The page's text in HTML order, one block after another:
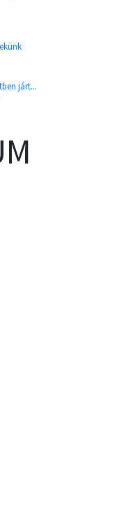
járt...